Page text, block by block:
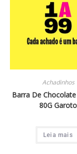
Achadinhos
Barra De
80G Garoto
Leia mais